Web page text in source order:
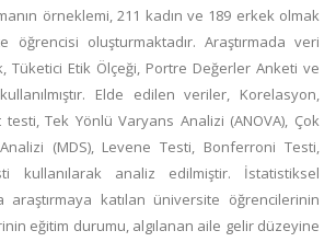
örneklemi, 211 kadın ve 189 erkek olmak
öğrencisi oluşturmaktadır. Araştırmada veri
Tüketici Etik Ölçeği, Portre Değerler Anketi ve
Elde edilen veriler, Korelasyon,
testi, Tek Yönlü Varyans Analizi (ANOVA), Çok
(MDS), Levene Testi, Bonferroni Testi,
kullanılarak analiz edilmiştir. İstatistiksel
araştırmaya katılan üniversite öğrencilerinin
eğitim durumu, algılanan aile gelir düzeyine